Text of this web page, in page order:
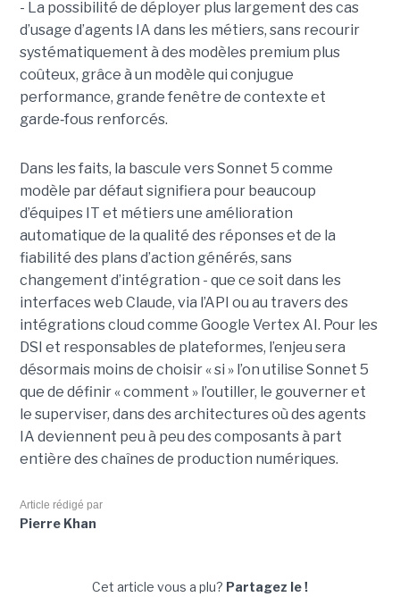
- La possibilité de déployer plus largement des cas
d’usage d’agents IA dans les métiers, sans recourir
systématiquement à des modèles premium plus
coûteux, grâce à un modèle qui conjugue
performance, grande fenêtre de contexte et
garde‑fous renforcés.
Dans les faits, la bascule vers Sonnet 5 comme
modèle par défaut signifiera pour beaucoup
d’équipes IT et métiers une amélioration
automatique de la qualité des réponses et de la
fiabilité des plans d’action générés, sans
changement d’intégration - que ce soit dans les
interfaces web Claude, via l’API ou au travers des
intégrations cloud comme Google Vertex AI. Pour les
DSI et responsables de plateformes, l’enjeu sera
désormais moins de choisir « si » l’on utilise Sonnet 5
que de définir « comment » l’outiller, le gouverner et
le superviser, dans des architectures où des agents
IA deviennent peu à peu des composants à part
entière des chaînes de production numériques.
Article rédigé par
Pierre Khan
Cet article vous a plu? Partagez le !